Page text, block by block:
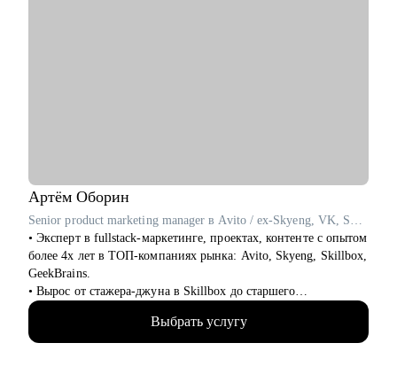
Артём Оборин
Senior product marketing manager в Avito / ex-Skyeng, VK, Skillbox
• Эксперт в fullstack-маркетинге, проектах, контенте с опытом
более 4х лет в ТОП-компаниях рынка: Avito, Skyeng, Skillbox,
GeekBrains.
• Вырос от стажера-джуна в Skillbox до старшего
продуктового маркетолога в Avito (Топ-1 компания-
• Выстроил себе мощный карьерный трек, прошел сотни
Выбрать услугу